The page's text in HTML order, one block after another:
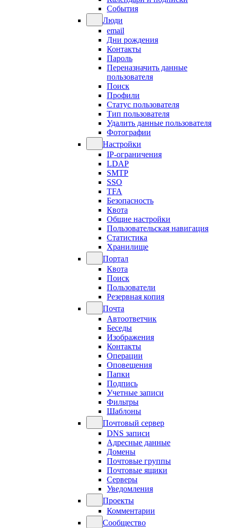
События
Люди
email
Дни рождения
Контакты
Пароль
Переназначить данные
пользователя
Поиск
Профили
Статус пользователя
Тип пользователя
Удалить данные пользователя
Фотографии
Настройки
IP-ограничения
LDAP
SMTP
SSO
TFA
Безопасность
Квота
Общие настройки
Пользовательская навигация
Статистика
Хранилище
Портал
Квота
Поиск
Пользователи
Резервная копия
Почта
Автоответчик
Беседы
Изображения
Контакты
Операции
Оповещения
Папки
Подпись
Учетные записи
Фильтры
Шаблоны
Почтовый сервер
DNS записи
Адресные данные
Домены
Почтовые группы
Почтовые ящики
Серверы
Уведомления
Проекты
Комментарии
Сообщество